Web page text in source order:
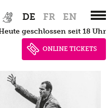
DE FR EN
heute geschlossen seit 18 Uhr
ONLINE TICKETS